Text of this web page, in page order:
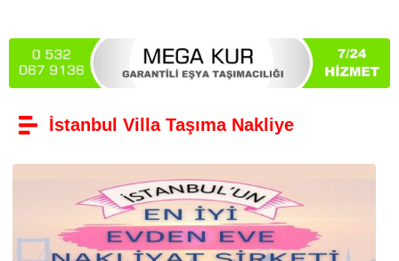
İstanbul Villa Taşıma Nakliye